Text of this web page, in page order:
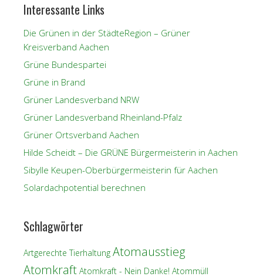
Interessante Links
Die Grünen in der StädteRegion – Grüner
Kreisverband Aachen
Grüne Bundespartei
Grüne in Brand
Grüner Landesverband NRW
Grüner Landesverband Rheinland-Pfalz
Grüner Ortsverband Aachen
Hilde Scheidt – Die GRÜNE Bürgermeisterin in Aachen
Sibylle Keupen-Oberbürgermeisterin für Aachen
Solardachpotential berechnen
Schlagwörter
Artgerechte Tierhaltung Atomausstieg
Atomkraft Atomkraft - Nein Danke! Atommüll